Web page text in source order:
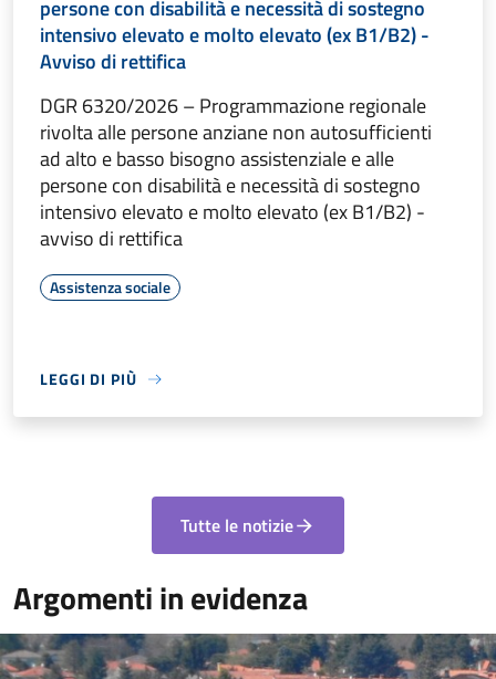
persone con disabilità e necessità di sostegno
intensivo elevato e molto elevato (ex B1/B2) -
Avviso di rettifica
DGR 6320/2026 – Programmazione regionale
rivolta alle persone anziane non autosufficienti
ad alto e basso bisogno assistenziale e alle
persone con disabilità e necessità di sostegno
intensivo elevato e molto elevato (ex B1/B2) -
avviso di rettifica
Assistenza sociale
LEGGI DI PIÙ
Tutte le notizie
Argomenti in evidenza